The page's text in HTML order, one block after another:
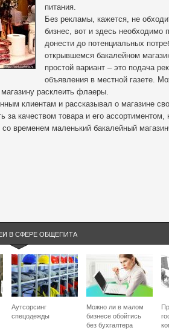
питания.
Без рекламы, кажется, не
бизнес, вот и здесь необходимо
донести до потенциальных
открывшемся бакалейном
простой вариант – это подача
объявления в местной газете.
расклеить флаеры.
клиентам и рассказывал о магазине
за качеством товара и его ассортиментом,
временем маленький бакалейный
В СФЕРЕ ОБЩЕПИТА
Аутсорсинг
спецодежды
Можно ли в малом
бизнесе обойтись
без бухгалтера